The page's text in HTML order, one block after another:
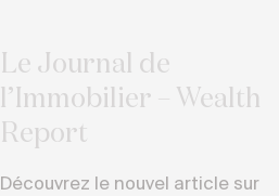
Le Journal de
l’Immobilier – Wealth
Report
Découvrez le nouvel article sur